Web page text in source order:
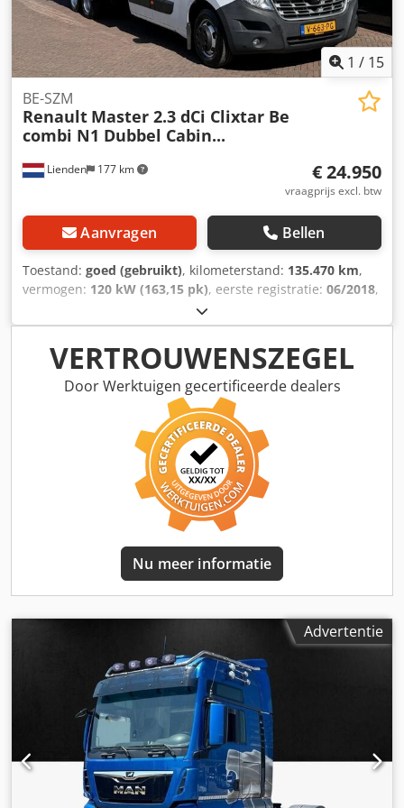
1 / 15
Lienden 177 km
BE-SZM
Renault Master 2.3 dCi Clixtar Be
combi N1 Dubbel Cabin...
€ 24.950
vraagprijs excl. btw
Aanvragen Bellen
Toestand: goed (gebruikt), kilometerstand: 135.470 km,
vermogen: 120 kW (163,15 pk), eerste registratie: 06/2018,
, bandenmaten:
asconfiguratie:6x2, wielbasis:4.330 mm, brandstof:
diesel , brandstoftankcapaciteit:80 l , kleur:wit , soort
overbrenging:mechanisch , aantal versnellingen: 6,
emissieklasse:Euro 6, ophanging:overig, totale lengte:
, totale breedte:2.100 mm
, toegestane aslast (as 1):1.850 kg
, Bouwjaar:2018, Uitrusting:
Bluetooth, USB-poort, aanhangwagenkoppeling, airbag,
airconditioning, bandenspanningscontrole, bekrachtigde
besturing, boordcomputer, centrale vergrendeling, cruise
control, elektrisch verstelbare spiegel, elektrische
raamverstelling, elektronisch stabiliteitsprogramma
(ESP), mistlampen, navigatiesysteem, roetfilter,
, = Verdere opties en accessoires = -
Alarmsysteem - Achterste werklamp - Voorste werklamp -
Buitentemperatuurmeter - Becker-houder - Bijrijdersbank -
DAB-radio - Dubbele cabine - Toerenteller - Derde remlicht
- Bestuurdersairbag - In hoogte verstelbare
bestuurdersstoel - Lendensteun in bestuurdersstoel -
Afstandsbediening voor centrale vergrendeling - Getint
glas - Dealeronderhouden - In hoogte verstelbaar stuur -
Inklapbare buitenspiegels - Achterklep - Multifunctioneel
stuur Chjdpjyztymefx Ahhsa - Roetfilter - Radio/CD-speler -
Reservewiel - Schijfremmen - Verstelbare koplampen -
VERTROUWENSZEGEL
Door Werktuigen gecertificeerde dealers
Nu meer informatie
Advertentie